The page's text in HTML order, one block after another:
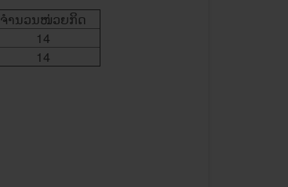
ຈໍານວນໜ່ວຍ​ກິດ
14
​14